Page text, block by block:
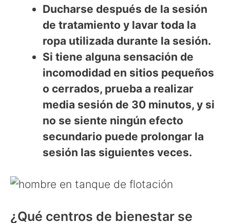
Ducharse después de la sesión
de tratamiento y lavar toda la
ropa utilizada durante la sesión.
Si tiene alguna sensación de
incomodidad en sitios pequeños
o cerrados, prueba a realizar
media sesión de 30 minutos, y si
no se siente ningún efecto
secundario puede prolongar la
sesión las siguientes veces.
¿Qué centros de bienestar se